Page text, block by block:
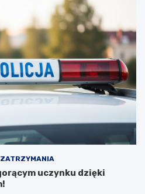
ZATRZYMANIA
uczynku dzięki